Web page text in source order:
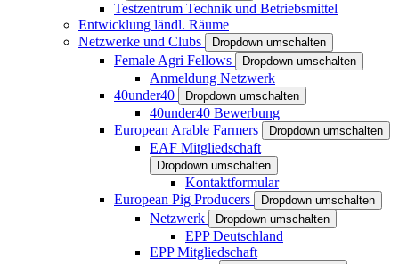
Testzentrum Technik und Betriebsmittel
Entwicklung ländl. Räume
Netzwerke und Clubs
Dropdown umschalten
Female Agri Fellows Dropdown umschalten
Anmeldung Netzwerk
40under40
Dropdown umschalten
40under40 Bewerbung
European Arable Farmers
Dropdown umschalten
EAF Mitgliedschaft
Dropdown umschalten
Kontaktformular
European Pig Producers
Dropdown umschalten
Netzwerk Dropdown umschalten
EPP Deutschland
EPP Mitgliedschaft